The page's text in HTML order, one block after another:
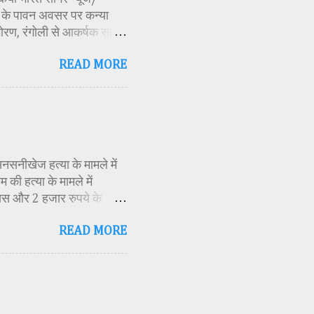
के पावन अवसर पर कन्या
रंगोली से आकर्षक साज-
अध्यक्ष एवं भाजपा जिला
मूर्ति एवं अखंड ज्योत का
बीच देवी शक्ति स्वरूपा
मंत्रोच्चार के बीच देवी
READ MORE
हत्या के मामले में
की हत्या के मामले में
और 2 हजार रुपये के
से की गई है। जांच के
और हत्या को अंजाम
से उसके दोनों हाथ काट
READ MORE